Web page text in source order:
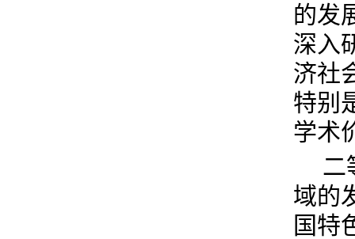
的发
深入
济社
特别
学术
二
域的
国特